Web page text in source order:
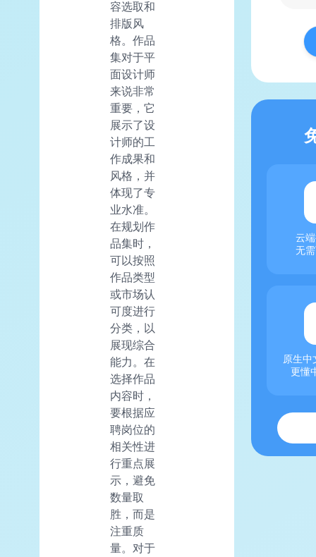
容选取和
排版风
格。作品
集对于平
面设计师
来说非常
重要，它
展示了设
计师的工
作成果和
风格，并
体现了专
业水准。
在规划作
品集时，
可以按照
作品类型
或市场认
可度进行
分类，以
展现综合
能力。在
选择作品
内容时，
要根据应
聘岗位的
相关性进
行重点展
示，避免
数量取
胜，而是
注重质
量。对于
云
无
原生中
更懂